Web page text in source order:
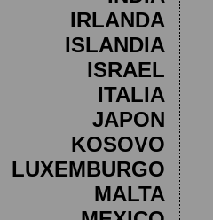
IRLANDA
ISLANDIA
ISRAEL
ITALIA
JAPON
KOSOVO
LUXEMBURGO
MALTA